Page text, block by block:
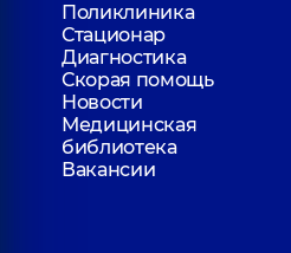
Поликлиника
Стационар
Диагностика
Скорая помощь
Новости
Медицинская
библиотека
Вакансии